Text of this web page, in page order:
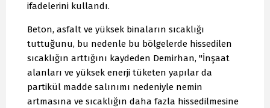
ifadelerini kullandı.
Beton, asfalt ve yüksek binaların sıcaklığı
tuttuğunu, bu nedenle bu bölgelerde hissedilen
sıcaklığın arttığını kaydeden Demirhan, "İnşaat
alanları ve yüksek enerji tüketen yapılar da
partikül madde salınımı nedeniyle nemin
artmasına ve sıcaklığın daha fazla hissedilmesine